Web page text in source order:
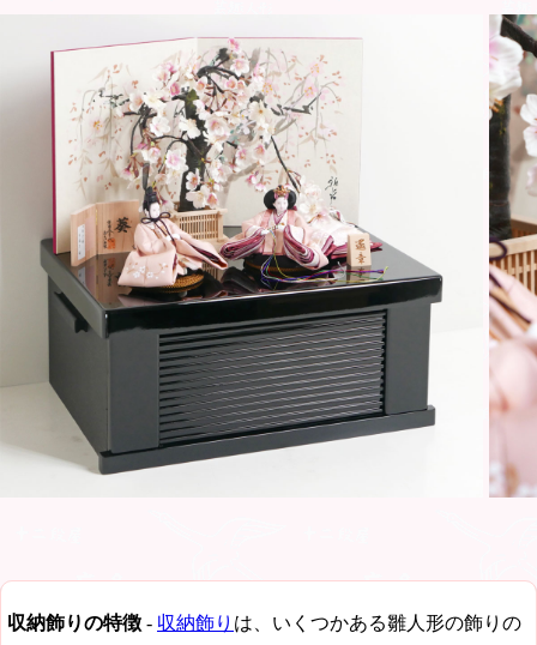
収納飾りの特徴 - 収納飾り は、いくつかある雛人形の飾りの